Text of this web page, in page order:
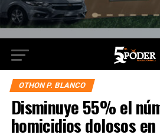
OTHON P. BLANCO
Disminuye 55% el
homicidios dolosos